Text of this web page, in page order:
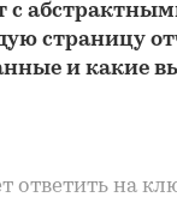
с
страницу
и какие
ответить на